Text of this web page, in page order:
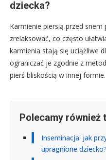
dziecka?
Karmienie piersią przed
zrelaksować, co często
karmienia stają się uciążliwe
ograniczać je zgodnie z
pierś bliskością w innej formie.
Polecamy również
Inseminacja: jak
upragnione dziecko?